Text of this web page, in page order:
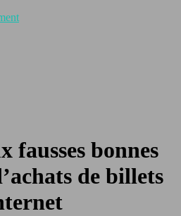
fausses bonnes
de billets